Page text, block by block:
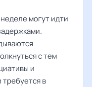
могут идти
с тем
и
в